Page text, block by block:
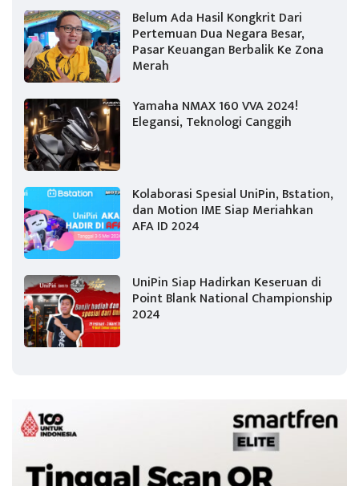
Belum Ada Hasil Kongkrit Dari
Pertemuan Dua Negara Besar,
Pasar Keuangan Berbalik Ke Zona
Merah
Yamaha NMAX 160 VVA 2024!
Elegansi, Teknologi Canggih
Kolaborasi Spesial UniPin, Bstation,
dan Motion IME Siap Meriahkan
AFA ID 2024
UniPin Siap Hadirkan Keseruan di
Point Blank National Championship
2024